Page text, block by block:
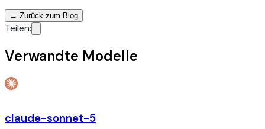
← Zurück zum Blog
Teilen:
Verwandte Modelle
claude-sonnet-5